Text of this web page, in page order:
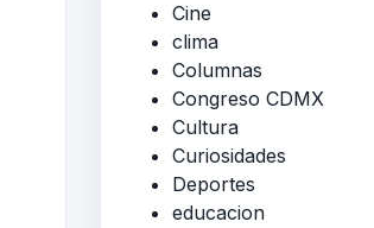
Cine
clima
Columnas
Congreso CDMX
Cultura
Curiosidades
Deportes
educacion